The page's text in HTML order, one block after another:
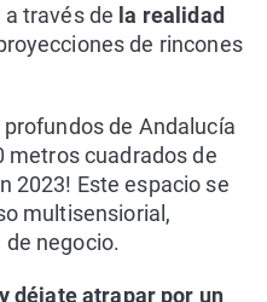
través de la realidad
de rincones
profundos de Andalucía
metros cuadrados de
2023! Este espacio se
multisensiorial,
negocio.
déjate atrapar por un